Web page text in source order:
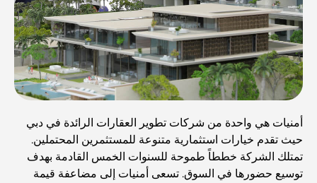
أمنيات هي واحدة من شركات تطوير العقارات الرائدة في دبي
حيث تقدم خيارات استثمارية متنوعة للمستثمرين المحتملين.
تمتلك الشركة خططاً طموحة للسنوات الخمس القادمة بهدف
توسيع حضورها في السوق. تسعى أمنيات إلى مضاعفة قيمة